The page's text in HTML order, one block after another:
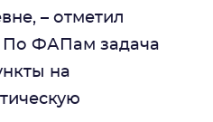
– отметил
По ФАПам задача
на